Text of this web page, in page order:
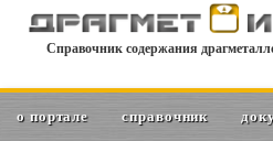
Справочник содержания
о портале справочник